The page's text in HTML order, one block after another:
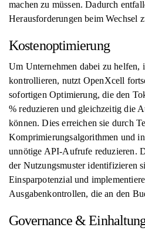
machen zu müssen. Dadurch
Herausforderungen beim Wechsel
Kostenoptimierung
Um Unternehmen dabei zu helfen,
kontrollieren, nutzt OpenXcell
sofortigen Optimierung, die den
% reduzieren und gleichzeitig die
können. Dies erreichen sie durch
Komprimierungsalgorithmen und
unnötige API-Aufrufe reduzieren.
der Nutzungsmuster identifizieren
Einsparpotenzial und
Ausgabenkontrollen, die an den
Governance &